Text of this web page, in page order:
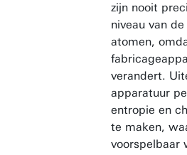
zijn nooit
niveau van
atomen,
verandert.
apparatuur
entropie en
te maken,
voorspelbaar